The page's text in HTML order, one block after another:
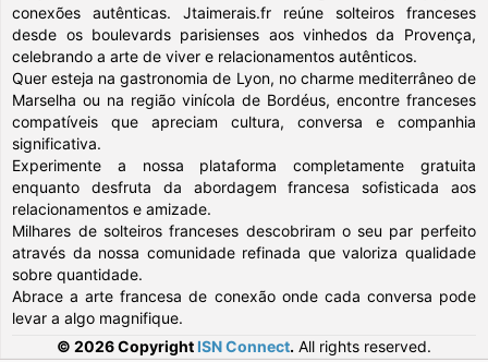
conexões autênticas. Jtaimerais.fr reúne solteiros franceses
desde os boulevards parisienses aos vinhedos da Provença,
celebrando a arte de viver e relacionamentos autênticos.
Quer esteja na gastronomia de Lyon, no charme mediterrâneo de
Marselha ou na região vinícola de Bordéus, encontre franceses
compatíveis que apreciam cultura, conversa e companhia
significativa.
Experimente a nossa plataforma completamente gratuita
enquanto desfruta da abordagem francesa sofisticada aos
relacionamentos e amizade.
Milhares de solteiros franceses descobriram o seu par perfeito
através da nossa comunidade refinada que valoriza qualidade
sobre quantidade.
Abrace a arte francesa de conexão onde cada conversa pode
levar a algo magnifique.
© 2026 Copyright ISN Connect. All rights reserved.